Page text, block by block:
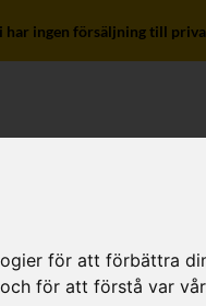
för att förbättra
för att förstå var
ingen försäljning till